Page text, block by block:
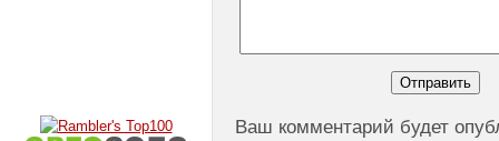
Ваш комментарий будет